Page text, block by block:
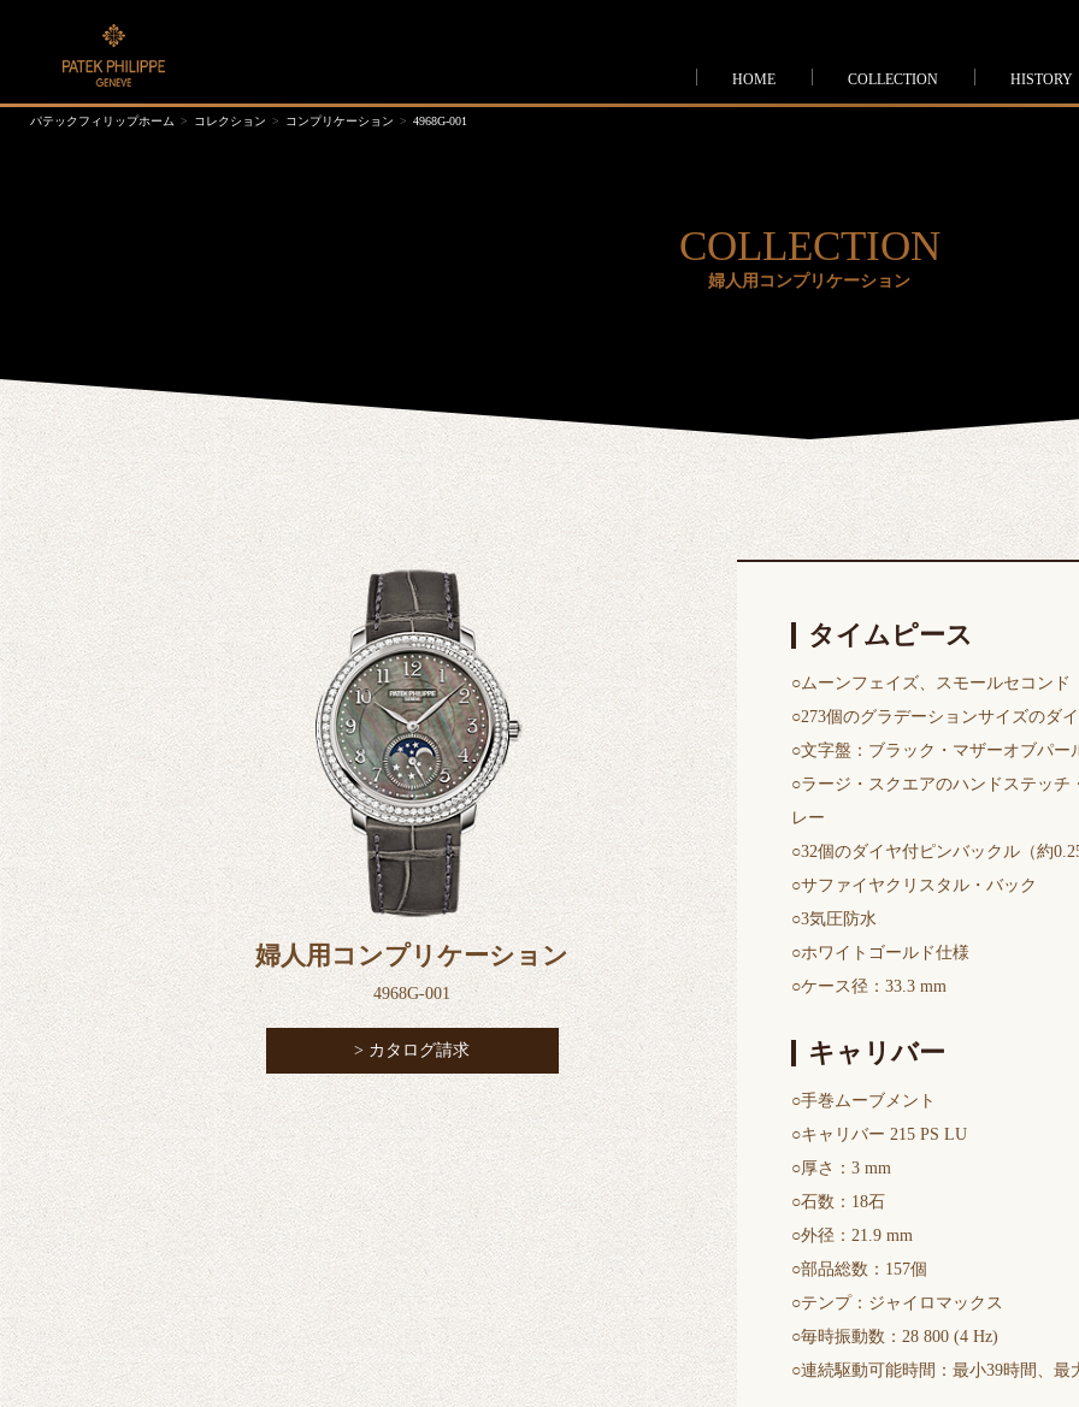
HOME COLLECTION HISTORY
パテックフィリップホーム コレクション コンプリケーション 4968G-001
COLLECTION
婦人用コンプリケーション
婦人用コンプリケーション
4968G-001
> カタログ請求
タイムピース
○ムーンフェイズ、スモールセコンド
○273個のグラデーションサイズのダ
○文字盤：ブラック・マザーオブパ
○ラージ・スクエアのハンドステッ
レー
○32個のダイヤ付ピンバックル（約
○サファイヤクリスタル・バック
○3気圧防水
○ホワイトゴールド仕様
○ケース径：33.3 mm
キャリバー
○手巻ムーブメント
○キャリバー 215 PS LU
○厚さ：3 mm
○石数：18石
○外径：21.9 mm
○部品総数：157個
○テンプ：ジャイロマックス
○毎時振動数：28 800 (4 Hz)
○連続駆動可能時間：最小39時間、最